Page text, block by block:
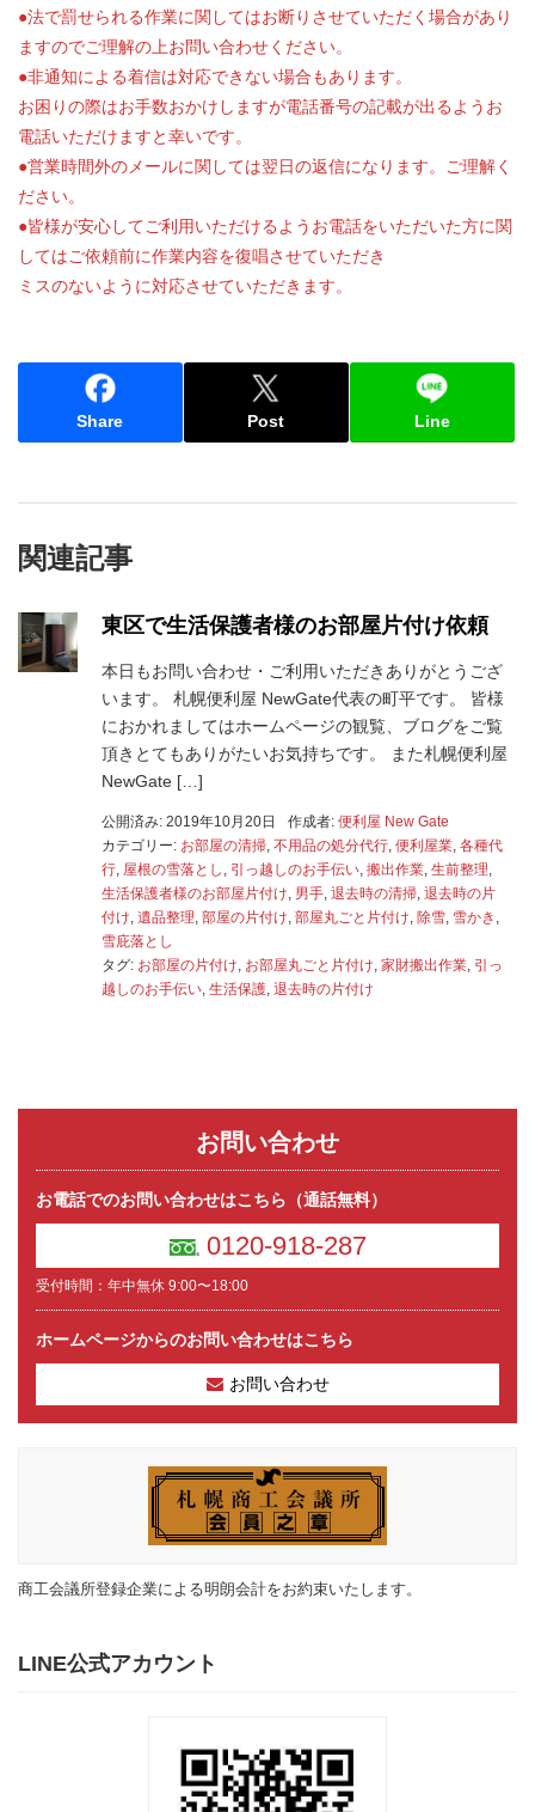
●法で罰せられる作業に関してはお断りさせていただく場合があり
ますのでご理解の上お問い合わせください。
●非通知による着信は対応できない場合もあります。
お困りの際はお手数おかけしますが電話番号の記載が出るようお
電話いただけますと幸いです。
●営業時間外のメールに関しては翌日の返信になります。ご理解く
ださい。
●皆様が安心してご利用いただけるようお電話をいただいた方に関
してはご依頼前に作業内容を復唱させていただき
ミスのないように対応させていただきます。
Share Post Line
関連記事
東区で生活保護者様のお部屋片付け依頼
本日もお問い合わせ・ご利用いただきありがとうござ
います。 札幌便利屋 NewGate代表の町平です。 皆様
におかれましてはホームページの観覧、ブログをご覧
頂きとてもありがたいお気持ちです。 また札幌便利屋
NewGate […]
公開済み: 2019年10月20日 作成者: 便利屋 New Gate
カテゴリー: お部屋の清掃, 不用品の処分代行, 便利屋業, 各種代
行, 屋根の雪落とし , 引っ越しのお手伝い, 搬出作業, 生前整理,
生活保護者様のお部屋片付け, 男手, 退去時の清掃, 退去時の片
付け, 遺品整理, 部屋の片付け, 部屋丸ごと片付け, 除雪, 雪かき ,
雪庇落とし
タグ: お部屋の片付け, お部屋丸ごと片付け, 家財搬出作業, 引っ
越しのお手伝い, 生活保護, 退去時の片付け
お問い合わせ
お電話でのお問い合わせはこちら（通話無料）
0120-918-287
受付時間：年中無休 9:00〜18:00
ホームページからのお問い合わせはこちら
お問い合わせ
商工会議所登録企業による明朗会計をお約束いたします。
LINE公式アカウント